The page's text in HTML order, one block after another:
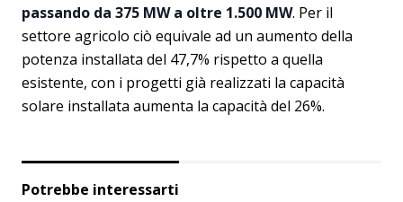
passando da 375 MW a oltre 1.500 MW. Per il
settore agricolo ciò equivale ad un aumento della
potenza installata del 47,7% rispetto a quella
esistente, con i progetti già realizzati la capacità
solare installata aumenta la capacità del 26%.
Potrebbe interessarti